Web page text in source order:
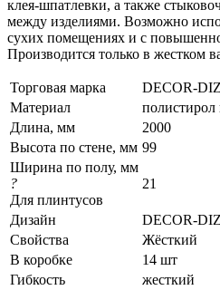
клея-шпатлевки, а также
между изделиями. Возможно
сухих помещениях и с
Производится только в жестком
Торговая марка
DECOR-
Материал
полистирол
Длина, мм
2000
Высота по стене, мм 99
Ширина по полу, мм
?
Для плинтусов
21
Дизайн
DECOR-
Свойства
Жёсткий
В коробке
14 шт
Гибкость
жесткий